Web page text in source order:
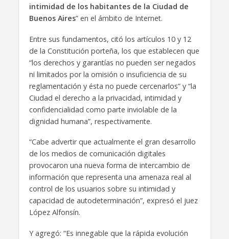
intimidad de los habitantes de la Ciudad de
Buenos Aires” en el ámbito de Internet.
Entre sus fundamentos, citó los artículos 10 y 12
de la Constitución porteña, los que establecen que
“los derechos y garantías no pueden ser negados
ni limitados por la omisión o insuficiencia de su
reglamentación y ésta no puede cercenarlos” y “la
Ciudad el derecho a la privacidad, intimidad y
confidencialidad como parte inviolable de la
dignidad humana”, respectivamente.
“Cabe advertir que actualmente el gran desarrollo
de los medios de comunicación digitales
provocaron una nueva forma de intercambio de
información que representa una amenaza real al
control de los usuarios sobre su intimidad y
capacidad de autodeterminación”, expresó el juez
López Alfonsín.
Y agregó: “Es innegable que la rápida evolución